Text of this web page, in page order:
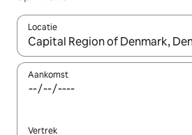
Locatie
Wanneer er suggesties
Aankomst
Vertrek